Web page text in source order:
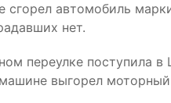
автомобиль
нет.
переулке поступила в
выгорел моторный